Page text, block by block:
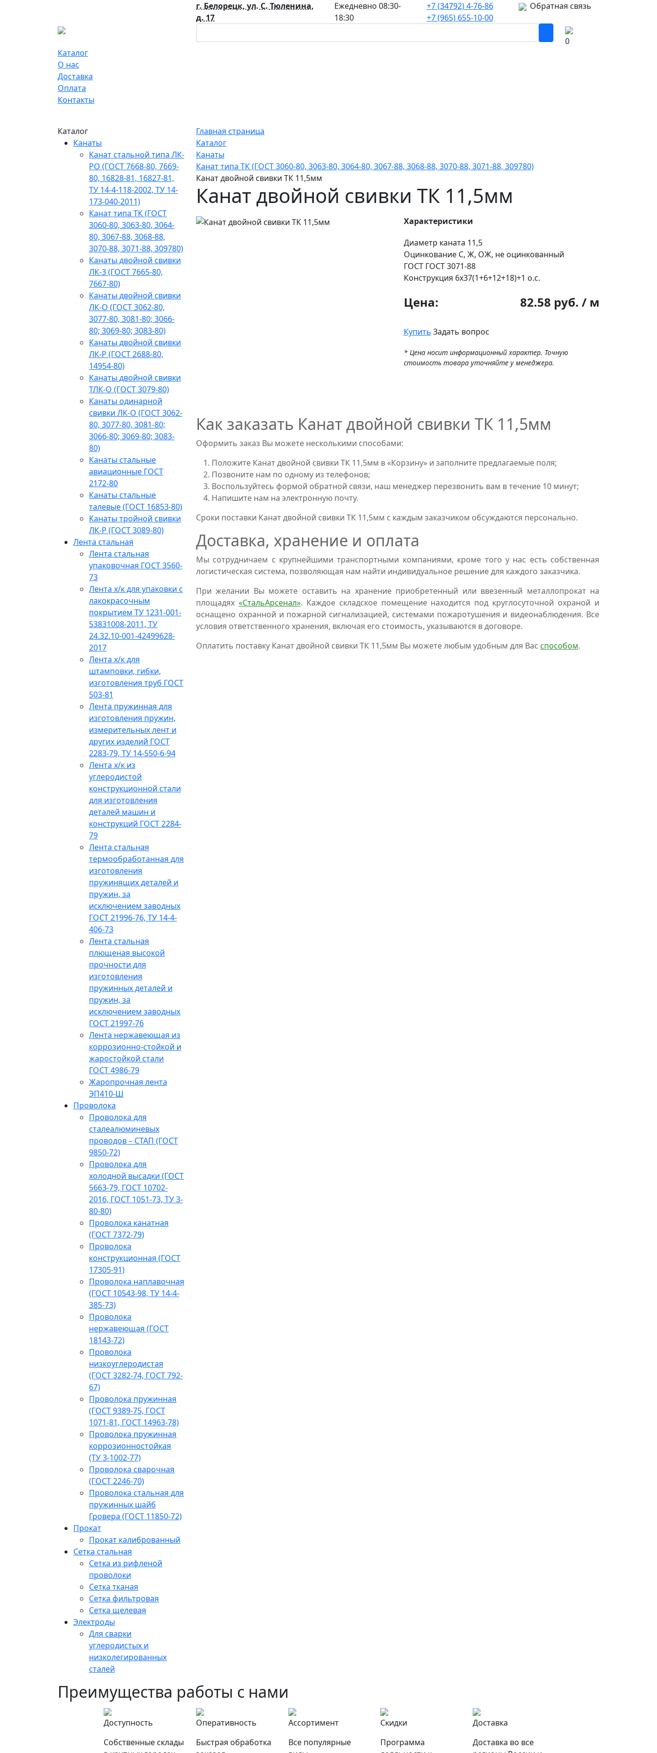
г. Белорецк, ул. С. Тюленина,
д. 17
Ежедневно 08:30-
18:30
+7 (34792) 4-76-86
+7 (965) 655-10-00
Обратная связь
0
Каталог
О нас
Доставка
Оплата
Контакты
Каталог
Канаты
Канат стальной типа ЛК-
РО (ГОСТ 7668-80, 7669-
80, 16828-81, 16827-81,
ТУ 14-4-118-2002, ТУ 14-
173-040-2011)
Канат типа ТК (ГОСТ
3060-80, 3063-80, 3064-
80, 3067-88, 3068-88,
3070-88, 3071-88, 309780)
Канаты двойной свивки
ЛК-3 (ГОСТ 7665-80,
7667-80)
Канаты двойной свивки
ЛК-О (ГОСТ 3062-80,
3077-80, 3081-80; 3066-
80; 3069-80; 3083-80)
Канаты двойной свивки
ЛК-Р (ГОСТ 2688-80,
14954-80)
Канаты двойной свивки
ТЛК-О (ГОСТ 3079-80)
Канаты одинарной
свивки ЛК-О (ГОСТ 3062-
80, 3077-80, 3081-80;
3066-80; 3069-80; 3083-
80)
Канаты стальные
авиационные ГОСТ
2172-80
Канаты стальные
талевые (ГОСТ 16853-80)
Канаты тройной свивки
ЛК-Р (ГОСТ 3089-80)
Лента стальная
Лента стальная
упаковочная ГОСТ 3560-
73
Лента х/к для упаковки с
лакокрасочным
покрытием ТУ 1231-001-
53831008-2011, ТУ
24.32.10-001-42499628-
2017
Лента х/к для
штамповки, гибки,
изготовления труб ГОСТ
503-81
Лента пружинная для
изготовления пружин,
измерительных лент и
других изделий ГОСТ
2283-79, ТУ 14-550-6-94
Лента х/к из
углеродистой
конструкционной стали
для изготовления
деталей машин и
конструкций ГОСТ 2284-
79
Лента стальная
термообработанная для
изготовления
пружинящих деталей и
пружин, за
исключением заводных
ГОСТ 21996-76, ТУ 14-4-
406-73
Лента стальная
плющеная высокой
прочности для
изготовления
пружинных деталей и
пружин, за
исключением заводных
ГОСТ 21997-76
Лента нержавеющая из
коррозионно-стойкой и
жаростойкой стали
ГОСТ 4986-79
Жаропрочная лента
ЭП410-Ш
Проволока
Проволока для
сталеалюминевых
проводов – СТАП (ГОСТ
9850-72)
Проволока для
холодной высадки (ГОСТ
5663-79, ГОСТ 10702-
2016, ГОСТ 1051-73, ТУ 3-
80-80)
Проволока канатная
(ГОСТ 7372-79)
Проволока
конструкционная (ГОСТ
17305-91)
Проволока наплавочная
(ГОСТ 10543-98, ТУ 14-4-
385-73)
Проволока
нержавеющая (ГОСТ
18143-72)
Проволока
низкоуглеродистая
(ГОСТ 3282-74, ГОСТ 792-
67)
Проволока пружинная
(ГОСТ 9389-75, ГОСТ
1071-81, ГОСТ 14963-78)
Проволока пружинная
коррозионностойкая
(ТУ 3-1002-77)
Проволока сварочная
(ГОСТ 2246-70)
Проволока стальная для
пружинных шайб
Гровера (ГОСТ 11850-72)
Прокат
Прокат калиброванный
Сетка стальная
Сетка из рифленой
проволоки
Сетка тканая
Сетка фильтровая
Сетка щелевая
Электроды
Для сварки
углеродистых и
низколегированных
сталей
Главная страница
Каталог
Канаты
Канат типа ТК (ГОСТ 3060-80, 3063-80, 3064-80, 3067-88, 3068-88, 3070-88, 3071-88, 309780)
Канат двойной свивки ТК 11,5мм
Канат двойной свивки ТК 11,5мм
Характеристики
Диаметр каната 11,5
Оцинкование С, Ж, ОЖ, не оцинкованный
ГОСТ ГОСТ 3071-88
Конструкция 6х37(1+6+12+18)+1 о.с.
Цена: 82.58 руб. / м
Купить Задать вопрос
* Цена носит информационный характер. Точную
стоимость товара уточняйте у менеджера.
Как заказать Канат двойной свивки ТК 11,5мм
Оформить заказ Вы можете несколькими способами:
Положите Канат двойной свивки ТК 11,5мм в «Корзину» и заполните предлагаемые поля;
Позвоните нам по одному из телефонов;
Воспользуйтесь формой обратной связи, наш менеджер перезвонить вам в течение 10 минут;
Напишите нам на электронную почту.
Сроки поставки Канат двойной свивки ТК 11,5мм с каждым заказчиком обсуждаются персонально.
Доставка, хранение и оплата
Мы сотрудничаем с крупнейшими транспортными компаниями, кроме того у нас есть собственная
логистическая система, позволяющая нам найти индивидуальное решение для каждого заказчика.
При желании Вы можете оставить на хранение приобретенный или ввезенный металлопрокат на
площадях «СтальАрсенал». Каждое складское помещение находится под круглосуточной охраной и
оснащено охранной и пожарной сигнализацией, системами пожаротушения и видеонаблюдения. Все
условия ответственного хранения, включая его стоимость, указываются в договоре.
Оплатить поставку Канат двойной свивки ТК 11,5мм Вы можете любым удобным для Вас способом.
Преимущества работы с нами
Доступность
Собственные склады
Оперативность
Быстрая обработка
Ассортимент
Все популярные
Скидки
Программа
Доставка
Доставка во все